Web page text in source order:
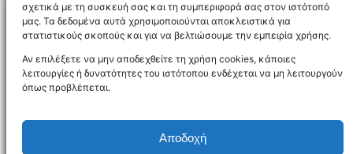
σχετικά με τη συσκευή σας και τη συμπεριφορά σας στον ιστότοπό
μας. Τα δεδομένα αυτά χρησιμοποιούνται αποκλειστικά για
στατιστικούς σκοπούς και για να βελτιώσουμε την εμπειρία χρήσης.
Αν επιλέξετε να μην αποδεχθείτε τη χρήση cookies, κάποιες
λειτουργίες ή δυνατότητες του ιστότοπου ενδέχεται να μη λειτουργούν
όπως προβλέπεται.
Αποδοχή
NEWSLETTER